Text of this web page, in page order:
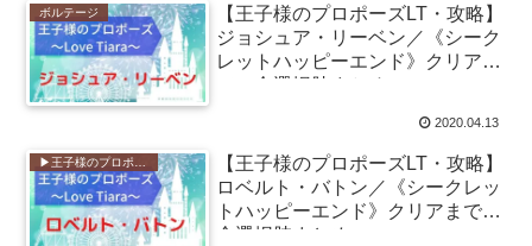
ボルテージ
【王子様のプロポーズLT・攻略】
ジョシュア・リーベン／《シーク
レットハッピーエンド》クリアま
での全選択肢まとめ
2020.04.13
【王子様のプロポーズLT・攻略】
ロベルト・バトン／《シークレッ
トハッピーエンド》クリアまでの
全選択肢まとめ♪